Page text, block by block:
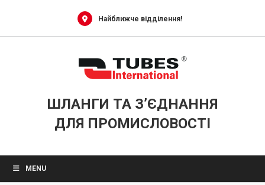
Найближче відділення!
ШЛАНГИ ТА З’ЄДНАННЯ
ДЛЯ ПРОМИСЛОВОСТІ
MENU